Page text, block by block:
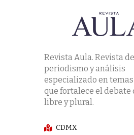
Revista Aula. Revista de
periodismo y análisis
especializado en
que fortalece el debate
libre y plural.
CDMX